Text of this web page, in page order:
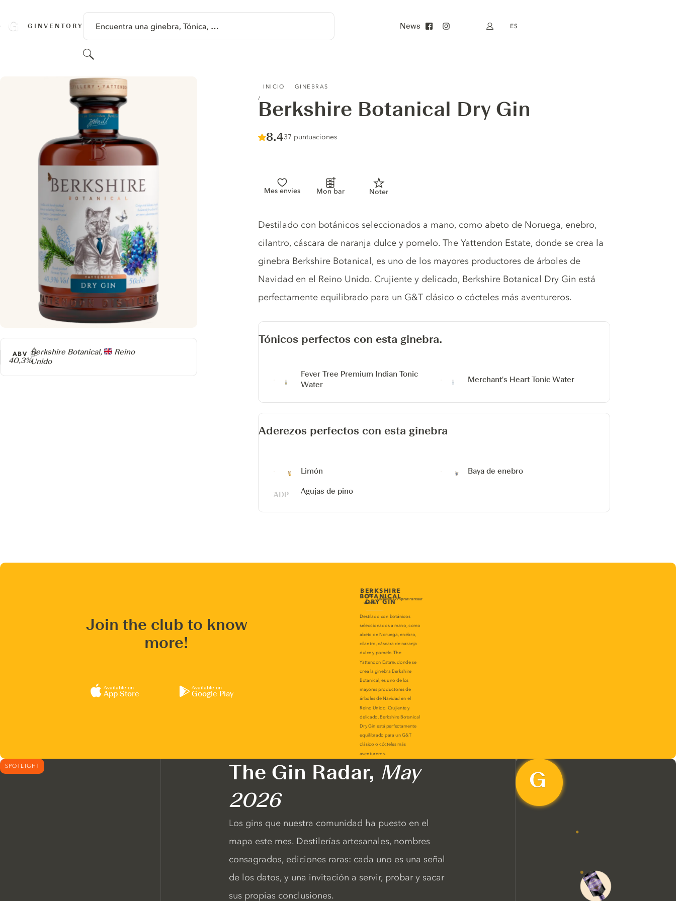
GINVENTORY Encuentra una ginebra, Tónica, …
Buscar
News Mi cuenta
ES
INICIO GINEBRAS
Berkshire Botanical Dry Gin
Score :
8.4/ 10
37 puntuaciones
Mes envies Mon bar Noter
Producer
Berkshire Botanical,
Reino
Unido
ABV
40,3%
Gin description
Destilado con botánicos seleccionados a mano, como abeto de Noruega, enebro,
cilantro, cáscara de naranja dulce y pomelo. The Yattendon Estate, donde se crea la
ginebra Berkshire Botanical, es uno de los mayores productores de árboles de
Navidad en el Reino Unido. Crujiente y delicado, Berkshire Botanical Dry Gin está
perfectamente equilibrado para un G&T clásico o cócteles más aventureros.
Tónicos perfectos con esta ginebra.
Fever Tree Premium Indian Tonic
Water
Merchant's Heart Tonic Water
Aderezos perfectos con esta ginebra
Limón Baya de enebro
Agujas de pino
Join the club to know
more!
Available on
App Store
Available on
Google Play
SPOTLIGHT The Gin Radar, May
2026
Los gins que nuestra comunidad ha puesto en el
mapa este mes. Destilerías artesanales, nombres
consagrados, ediciones raras: cada uno es una señal
de los datos, y una invitación a servir, probar y sacar
sus propias conclusiones.